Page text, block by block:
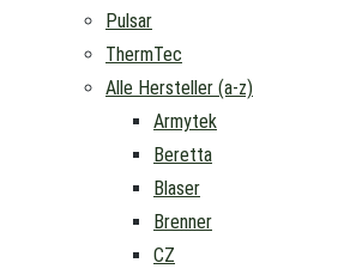
Pulsar
ThermTec
Alle Hersteller (a-z)
Armytek
Beretta
Blaser
Brenner
CZ